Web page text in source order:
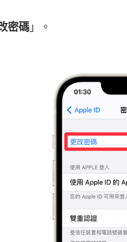
密碼 」。